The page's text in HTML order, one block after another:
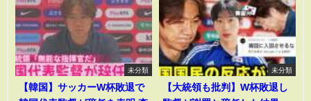
未分類
【韓国】サッカーW杯敗退で
未分類
【大統領も批判】W杯敗退し